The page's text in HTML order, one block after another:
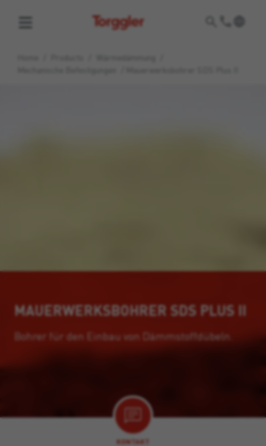
Torggler
MAUERWERKSBOHRER SDS PLUS II
Bohrer für den Einbau von Dämmstoffdübeln.
KONTAKT